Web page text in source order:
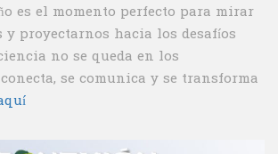
es el momento perfecto para mirar
y proyectarnos hacia los desafíos
no se queda en los
se comunica y se transforma